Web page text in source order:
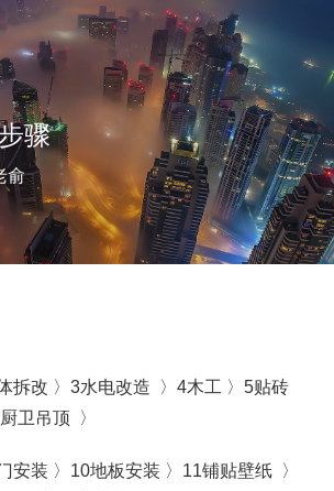
骤
俞
拆改 〉3水电改造 〉4木工 〉5贴砖
卫吊顶 〉
安装 〉10地板安装 〉11铺贴壁纸 〉